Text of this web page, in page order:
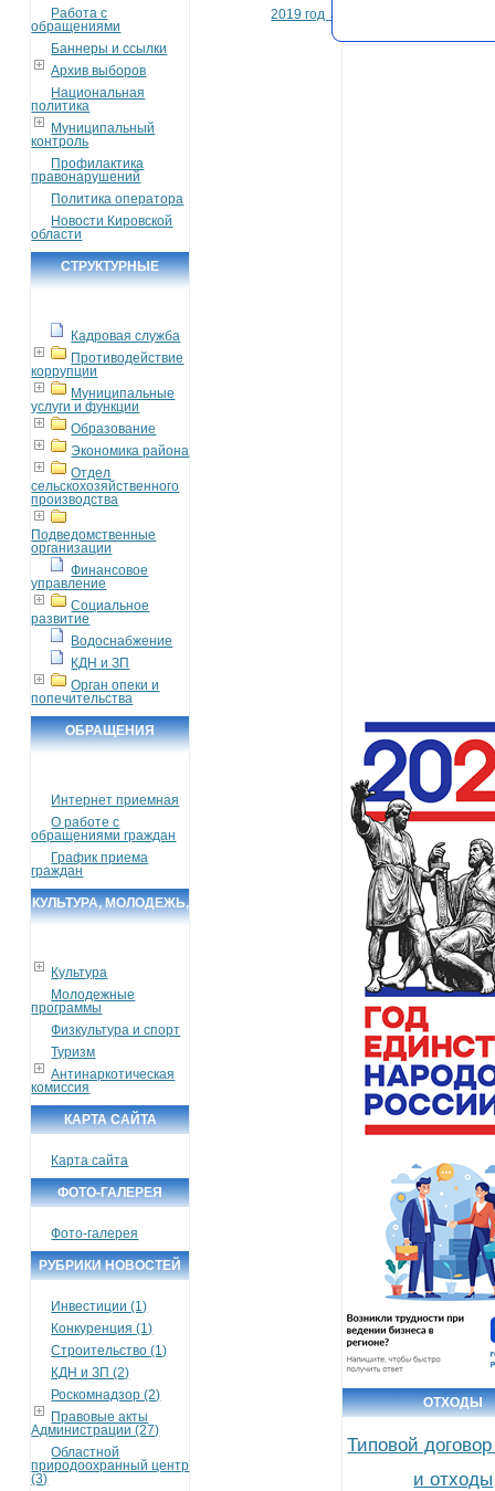
Работа с
обращениями
Баннеры и ссылки
Архив выборов
Национальная
политика
Муниципальный
контроль
Профилактика
правонарушений
Политика оператора
Новости Кировской
области
СТРУКТУРНЫЕ
Кадровая служба
Противодействие
коррупции
Муниципальные
услуги и функции
Образование
Экономика района
Отдел
сельскохозяйственного
производства
Подведомственные
организации
Финансовое
управление
Социальное
развитие
Водоснабжение
КДН и ЗП
Орган опеки и
попечительства
ОБРАЩЕНИЯ
Интернет приемная
О работе с
обращениями граждан
График приема
граждан
КУЛЬТУРА, МОЛОДЕЖЬ,
Культура
Молодежные
программы
Физкультура и спорт
Туризм
Антинаркотическая
комиссия
КАРТА САЙТА
Карта сайта
ФОТО-ГАЛЕРЕЯ
Фото-галерея
РУБРИКИ НОВОСТЕЙ
Инвестиции (1)
Конкуренция (1)
Строительство (1)
КДН и ЗП (2)
Роскомнадзор (2)
Правовые акты
Администрации (27)
Областной
природоохранный центр
(3)
2019 год →
ОТХОДЫ
Типовой
и отходы